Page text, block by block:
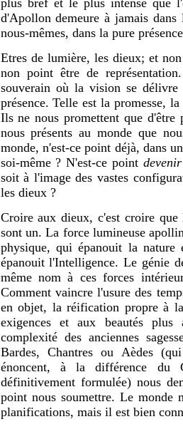
plus bref et le plus intense que
d'Apollon demeure à jamais
nous-mêmes, dans la pure
Etres de lumière, les dieux; et
non point être de
souverain où la vision se
présence. Telle est la promesse,
Ils ne nous promettent que d'être
nous présents au monde que
monde, n'est-ce point déjà, dans
soi-même ? N'est-ce point
soit à l'image des vastes
les dieux ?
Croire aux dieux, c'est croire
sont un. La force lumineuse
physique, qui épanouit la
épanouit l'Intelligence. Le génie
même nom à ces forces
Comment vaincre l'usure des
en objet, la réification propre à
exigences et aux beautés
complexité des anciennes
Bardes, Chantres ou Aèdes
énoncent, à la différence du
définitivement formulée) nous
point nous soumettre. Le monde
planifications, mais il est bien